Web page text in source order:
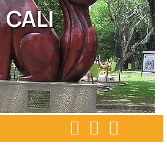
CALI